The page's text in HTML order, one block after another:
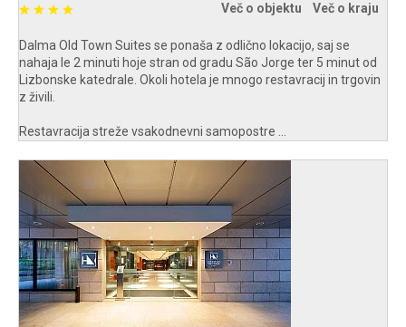
Več o objektu Več o kraju
Dalma Old Town Suites se ponaša z odlično lokacijo, saj se
nahaja le 2 minuti hoje stran od gradu São Jorge ter 5 minut od
Lizbonske katedrale. Okoli hotela je mnogo restavracij in trgovin
z živili.
Restavracija streže vsakodnevni samopostre ...